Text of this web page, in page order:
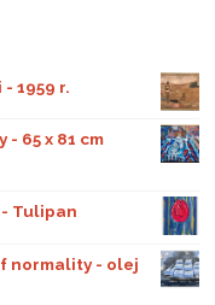
1959 r.
- 65 x 81 cm
- Tulipan
normality - olej